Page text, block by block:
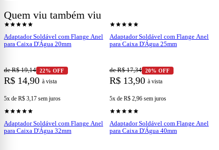
Quem viu também viu
shopping_cartVer produto
starstarstarstarstar
Adaptador Soldável com Flange Anel
para Caixa D'Água 20mm
de R$ 19,14 22% OFF
R$ 14,90 à vista
5x de R$ 3,17 sem juros
starstarstarstarstar
Adaptador Soldável com Flange Anel
para Caixa D'Água 25mm
de R$ 17,34 20% OFF
R$ 13,90 à vista
5x de R$ 2,96 sem juros
Ver produto
starstarstarstarstar
Adaptador Soldável com Flange Anel
para Caixa D'Água 32mm
Ver produto
starstarstarstarstar
Adaptador Soldável com Flange Anel
para Caixa D'Água 40mm